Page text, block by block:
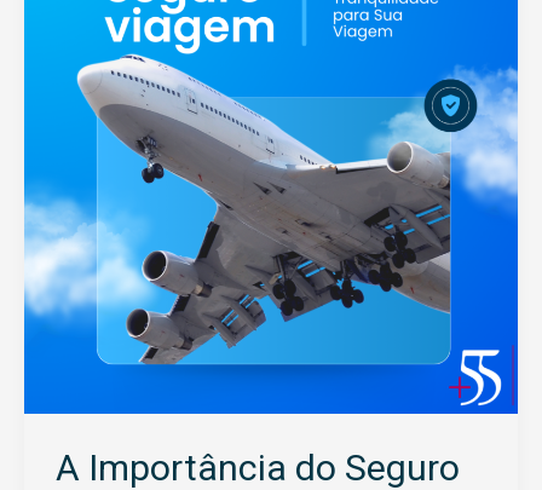
A Importância do Seguro
Seguro
Viagem:
Segurança
Tranquilidade
para
Sua
Jornada